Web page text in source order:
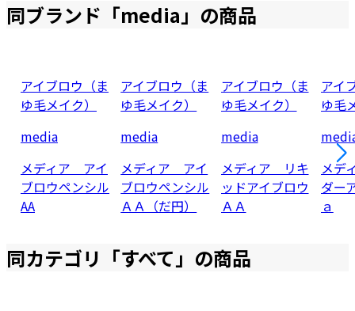
同ブランド「media」の商品
アイブロウ（ま
ゆ毛メイク）
media
メディア アイ
ブロウペンシル
AA
アイブロウ（ま
ゆ毛メイク）
media
メディア アイ
ブロウペンシル
ＡＡ（だ円）
アイブロウ（ま
ゆ毛メイク）
media
メディア リキ
ッドアイブロウ
ＡＡ
アイ
ゆ毛
メデ
ダー
ａ
同カテゴリ「すべて」の商品